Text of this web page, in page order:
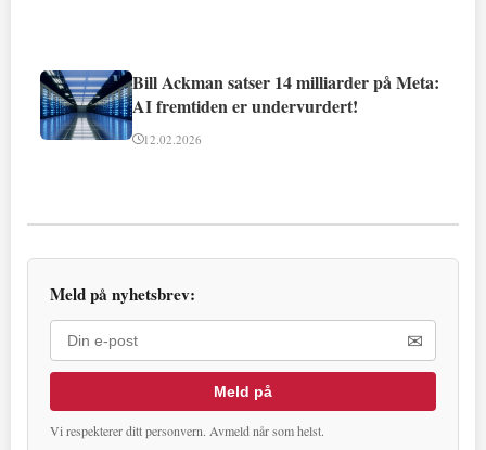
Bill Ackman satser 14 milliarder på Meta:
AI fremtiden er undervurdert!
12.02.2026
Meld på nyhetsbrev:
✉
Meld på
Vi respekterer ditt personvern. Avmeld når som helst.